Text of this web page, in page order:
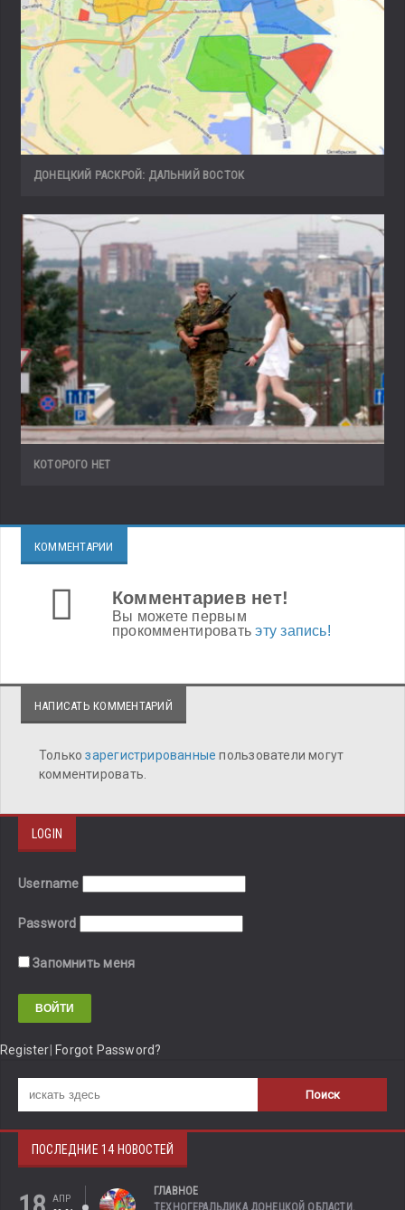
ДОНЕЦКИЙ РАСКРОЙ: ДАЛЬНИЙ ВОСТОК
КОТОРОГО НЕТ
КОММЕНТАРИИ
Комментариев нет!
Вы можете первым
прокомментироватьэту запись!
НАПИСАТЬ КОММЕНТАРИЙ
Толькозарегистрированныепользователи могут
комментировать.
LOGIN
Username
Password
Запомнить меня
Register Forgot Password?
ПОСЛЕДНИЕ 14 НОВОСТЕЙ
АПР
ГЛАВНОЕ
ТЕХНОГЕРАЛЬДИКА ДОНЕЦКОЙ ОБЛАСТИ.